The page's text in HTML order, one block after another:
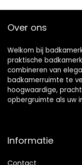
Over ons
Welkom bij
praktische
combineren van
badkamerruimte te
hoogwaardige,
opbergruimte als uw
Informatie
Contact